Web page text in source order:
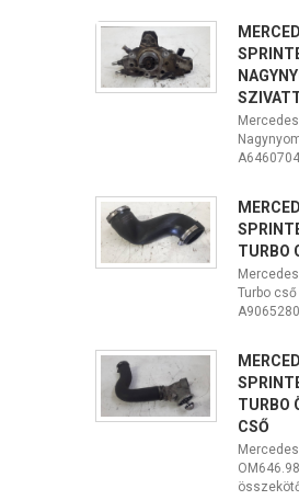
TURBO
Turbo
TURBO
CSŐ